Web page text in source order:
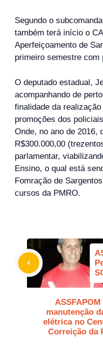
Segundo o
também terá início o
Aperfeiçoamento de
primeiro semestre com
O deputado estadual,
acompanhando de
finalidade da
promoções dos
Onde, no ano de 2016,
R$300.000,00
parlamentar,
Ensino, o qual está
Fomração de
cursos da PMRO.
manutenção
elétrica no
Correição da